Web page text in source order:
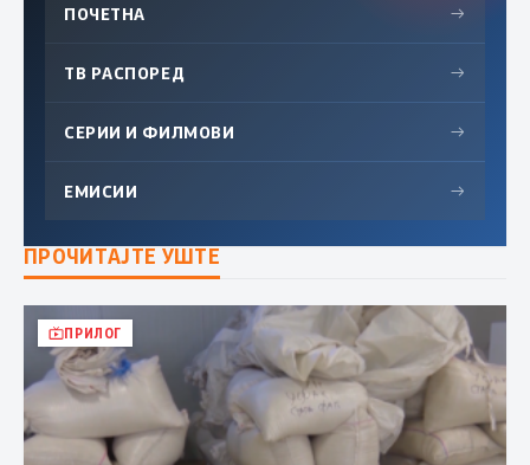
ПОЧЕТНА →
ТВ РАСПОРЕД →
СЕРИИ И ФИЛМОВИ →
ЕМИСИИ →
ПРОЧИТАЈТЕ УШТЕ
ПРИЛОГ